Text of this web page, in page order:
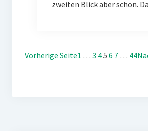
zweiten Blick aber schon.
Vorherige Seite1 … 3 45 6 7 … 44